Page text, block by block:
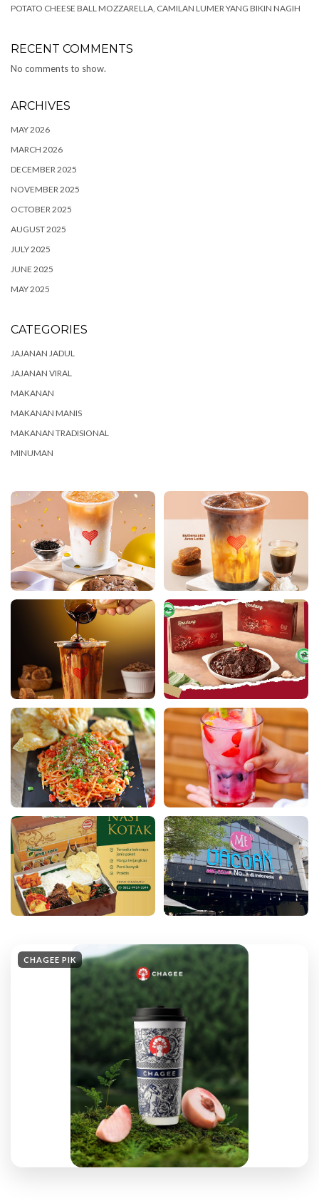
POTATO CHEESE BALL MOZZARELLA, CAMILAN LUMER YANG BIKIN NAGIH
RECENT COMMENTS
No comments to show.
ARCHIVES
MAY 2026
MARCH 2026
DECEMBER 2025
NOVEMBER 2025
OCTOBER 2025
AUGUST 2025
JULY 2025
JUNE 2025
MAY 2025
CATEGORIES
JAJANAN JADUL
JAJANAN VIRAL
MAKANAN
MAKANAN MANIS
MAKANAN TRADISIONAL
MINUMAN
CHAGEE PIK